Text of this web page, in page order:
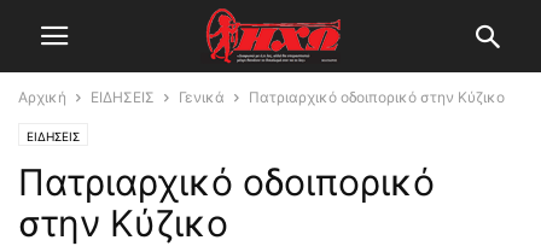
Αρχική ΕΙΔΗΣΕΙΣ Γενικά Πατριαρχικό οδοιπορικό στην Κύζικο
ΕΙΔΗΣΕΙΣ
Πατριαρχικό οδοιπορικό
στην Κύζικο